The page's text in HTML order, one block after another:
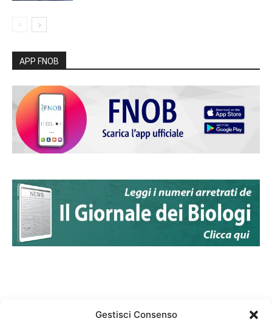
Gestisci Consenso
APP FNOB